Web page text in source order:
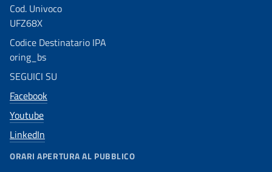
Cod. Univoco
UFZ68X
Codice Destinatario IPA
oring_bs
SEGUICI SU
Facebook
Youtube
LinkedIn
ORARI APERTURA AL PUBBLICO